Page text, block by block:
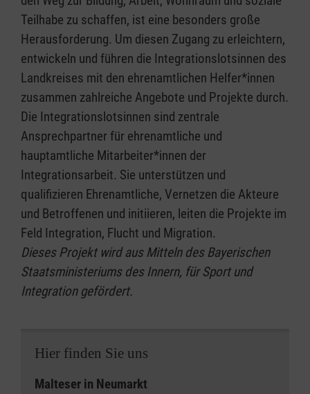
Teilhabe zu schaffen, ist eine besonders große
Herausforderung. Um diesen Zugang zu erleichtern,
entwickeln und führen die Integrationslotsinnen des
Landkreises mit den ehrenamtlichen Helfer*innen
zusammen zahlreiche Angebote und Projekte durch.
Die Integrationslotsinnen sind zentrale
Ansprechpartner für ehrenamtliche und
hauptamtliche Mitarbeiter*innen der
Integrationsarbeit. Sie unterstützen und
qualifizieren Ehrenamtliche, Vernetzen die Akteure
und Betroffenen und initiieren, leiten die Projekte im
Feld Integration, Flucht und Migration.
Dieses Projekt wird aus Mitteln des Bayerischen
Staatsministeriums des Innern, für Sport und
Integration gefördert.
Hier finden Sie uns
Malteser in Neumarkt